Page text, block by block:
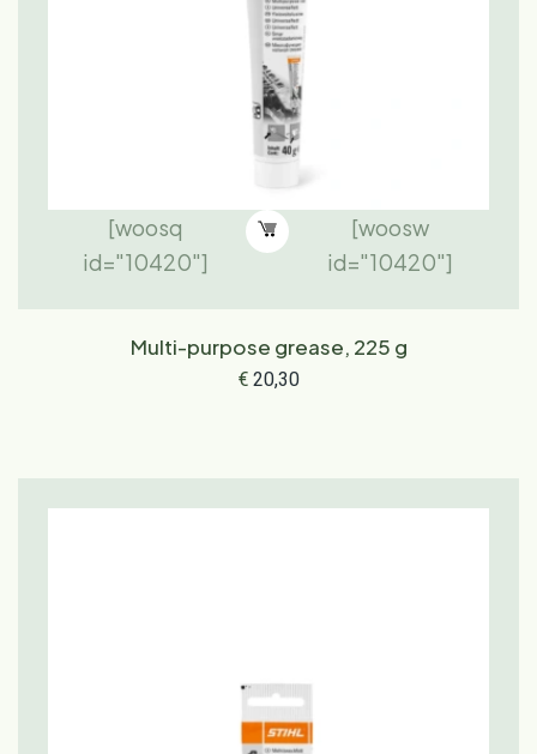
[woosq
id="10420"]
[woosw
id="10420"]
Multi-purpose grease, 225 g
€20,30